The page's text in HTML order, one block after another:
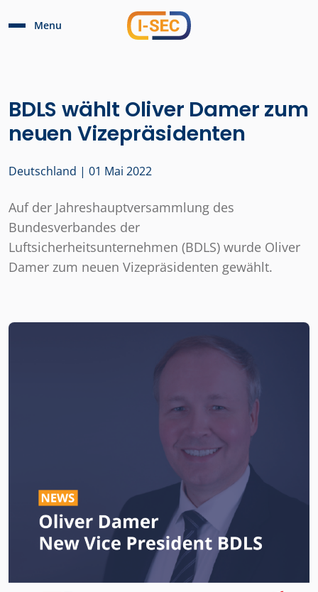
Menu
BDLS wählt Oliver Damer zum
neuen Vizepräsidenten
Deutschland | 01 Mai 2022
Auf der Jahreshauptversammlung des
Bundesverbandes der
Luftsicherheitsunternehmen (BDLS) wurde Oliver
Damer zum neuen Vizepräsidenten gewählt.